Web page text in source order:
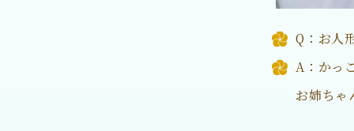
Q：お人
A：かっ
お姉ちゃ